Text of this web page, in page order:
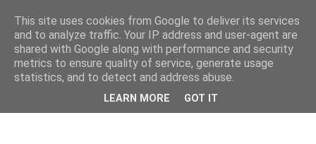
This site uses cookies from Google to deliver its services
and to analyze traffic. Your IP address and user-agent are
shared with Google along with performance and security
metrics to ensure quality of service, generate usage
statistics, and to detect and address abuse.
LEARN MORE GOT IT